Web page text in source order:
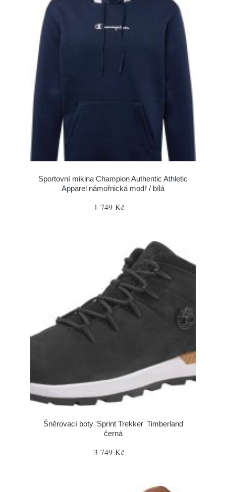
Sportovní mikina Champion Authentic Athletic
Apparel námořnická modř / bílá
1 749 Kč
Šněrovací boty 'Sprint Trekker' Timberland
černá
3 749 Kč